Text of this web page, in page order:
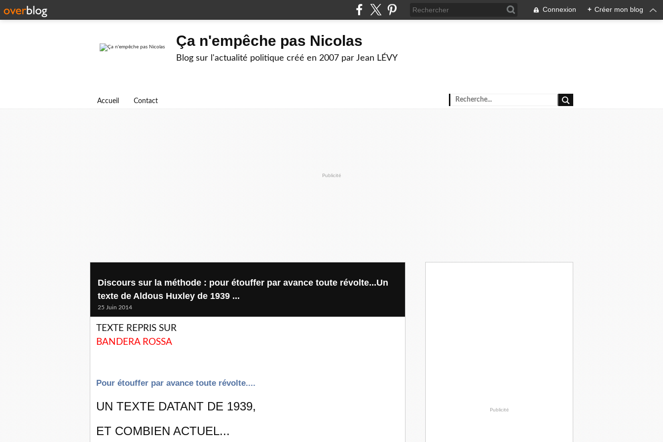
Connexion + Créer mon blog
Ça n'empêche pas Nicolas
Blog sur l'actualité politique créé en 2007 par Jean LÉVY
Accueil Contact
Publicité
Discours sur la méthode : pour étouffer par avance toute révolte...Un
texte de Aldous Huxley de 1939 ...
25 Juin 2014
TEXTE REPRIS SUR
BANDERA ROSSA
Pour étouffer par avance toute révolte....
UN TEXTE DATANT DE 1939,
ET COMBIEN ACTUEL...
Publicité